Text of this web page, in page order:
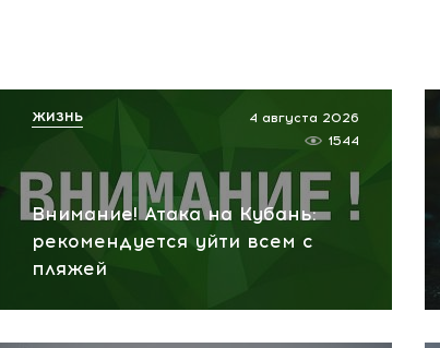
Внимание! Атака на Кубань:
рекомендуется уйти всем с
пляжей
4 августа 2026
1544
ЖИЗНЬ